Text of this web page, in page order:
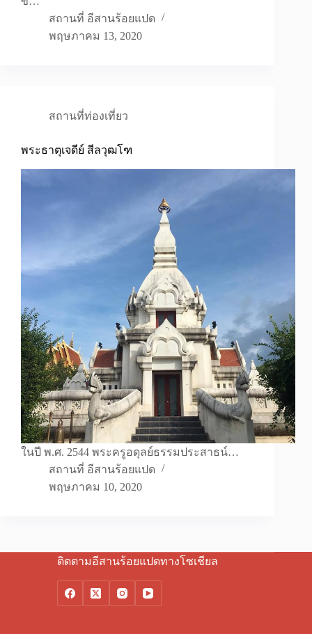
สถานที่ อีสานร้อยแปด
พฤษภาคม 13, 2020
สถานที่ท่องเที่ยว
พระธาตุเจดีย์ สีลวุฒโฑ
ในปี พ.ศ. 2544 พระครูอดุลย์ธรรมประสาธน์…
สถานที่ อีสานร้อยแปด
พฤษภาคม 10, 2020
ติดตามอีสานร้อยแปดทางโซเชียล